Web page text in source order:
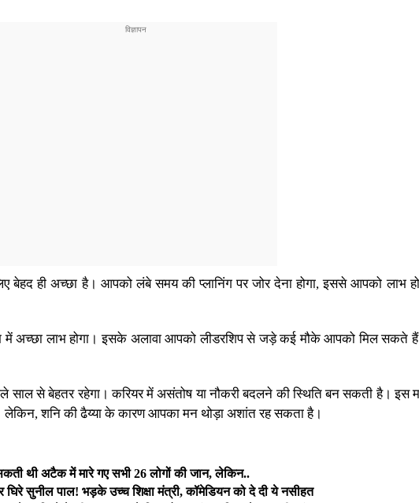
बेहद ही अच्छा है। आपको लंबे समय की प्लानिंग पर जोर देना होगा, इससे आपको लाभ
में अच्छा लाभ होगा। इसके अलावा आपको लीडरशिप से जड़े कई मौके आपको मिल
साल से बेहतर रहेगा। करियर में असंतोष या नौकरी बदलने की स्थिति बन सकती है। इस
लेकिन, शनि की ढैय्या के कारण आपका मन थोड़ा अशांत रह सकता है।
थी अटैक में मारे गए सभी 26 लोगों की जान, लेकिन..
सुनील पाल! भड़के उच्च शिक्षा मंत्री, कॉमेडियन को दे दी ये नसीहत